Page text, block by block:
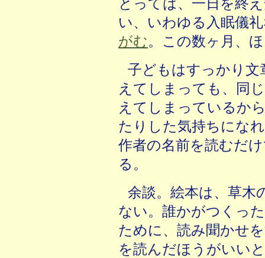
とっては、一日を終
い、いわゆる入眠儀
がむ。この数ヶ月、
子どもはすっかり
えてしまっても、同
えてしまっているか
たりした気持ちにな
作者の名前を読むだ
る。
余談。絵本は、草木
ない。誰かがつくっ
ために、読み聞かせ
を読んだほうがいい